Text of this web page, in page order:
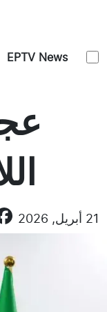
EPTV News
21 أبريل, 2026